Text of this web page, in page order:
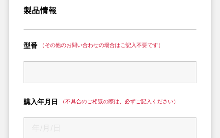
製品情報
型番 （その他のお問い合わせの場合はご記入不要です）
購入年月日 （不具合のご相談の際は、必ずご記入ください）